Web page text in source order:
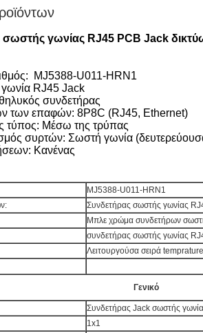
γωνίας RJ45 PCB Jack
MJ5388-U011-HRN1
RJ45 Jack
συνδετήρας
των επαφών: 8P8C (RJ45, Ethernet)
τύπος: Μέσω της τρύπας
συρτών: Σωστή γωνία
Κανένας
MJ5388-U011-HRN1
Συνδετήρας σωστής γωνίας
Μπλε χρώμα συνδετήρων
συνδετήρας σωστής γωνίας
Λειτουργούσα σειρά
Γενικό
Συνδετήρας Jack σωστής
1x1